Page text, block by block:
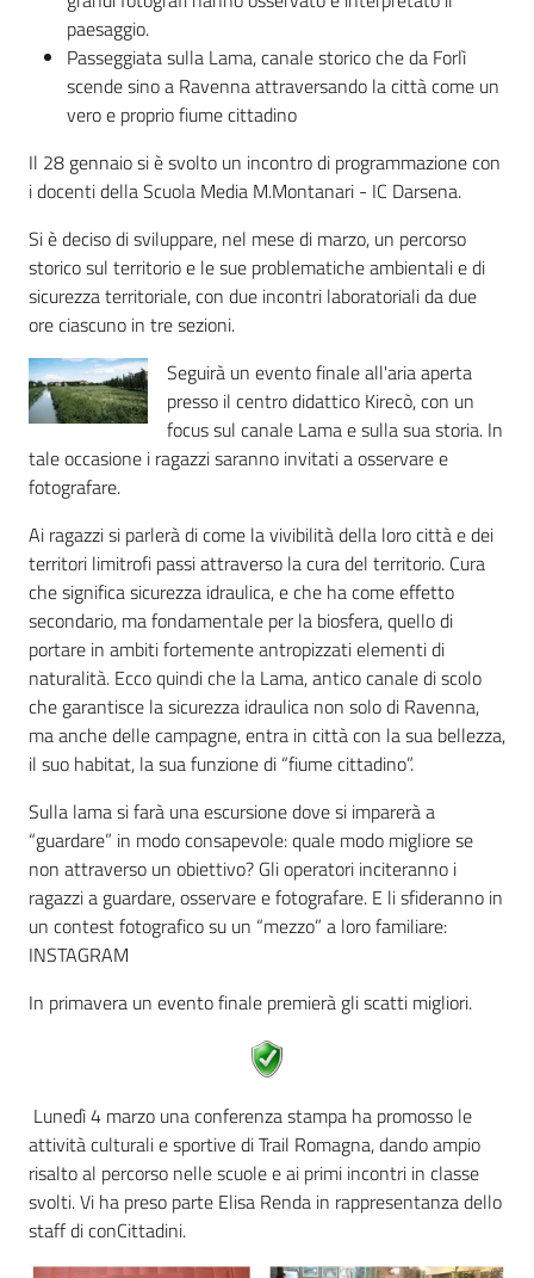
paesaggio.
Passeggiata sulla Lama, canale storico che da Forlì
scende sino a Ravenna attraversando la città come un
vero e proprio fiume cittadino
Il 28 gennaio si è svolto un incontro di programmazione con
i docenti della Scuola Media M.Montanari - IC Darsena.
Si è deciso di sviluppare, nel mese di marzo, un percorso
storico sul territorio e le sue problematiche ambientali e di
sicurezza territoriale, con due incontri laboratoriali da due
ore ciascuno in tre sezioni.
Seguirà un evento finale all'aria aperta
presso il centro didattico Kirecò, con un
focus sul canale Lama e sulla sua storia. In
tale occasione i ragazzi saranno invitati a osservare e
fotografare.
Ai ragazzi si parlerà di come la vivibilità della loro città e dei
territori limitrofi passi attraverso la cura del territorio. Cura
che significa sicurezza idraulica, e che ha come effetto
secondario, ma fondamentale per la biosfera, quello di
portare in ambiti fortemente antropizzati elementi di
naturalità. Ecco quindi che la Lama, antico canale di scolo
che garantisce la sicurezza idraulica non solo di Ravenna,
ma anche delle campagne, entra in città con la sua bellezza,
il suo habitat, la sua funzione di “fiume cittadino”.
Sulla lama si farà una escursione dove si imparerà a
“guardare” in modo consapevole: quale modo migliore se
non attraverso un obiettivo? Gli operatori inciteranno i
ragazzi a guardare, osservare e fotografare. E li sfideranno in
un contest fotografico su un “mezzo” a loro familiare:
INSTAGRAM
In primavera un evento finale premierà gli scatti migliori.
Lunedì 4 marzo una conferenza stampa ha promosso le
attività culturali e sportive di Trail Romagna, dando ampio
risalto al percorso nelle scuole e ai primi incontri in classe
svolti. Vi ha preso parte Elisa Renda in rappresentanza dello
staff di conCittadini.